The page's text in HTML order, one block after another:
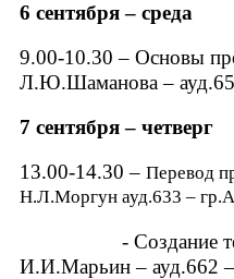
6 сентября– среда
9.00-10.30 – Основы
Л.Ю.Шаманова–
7 сентября– четверг
13.00-14.30 – Перевод
Н.Л.Моргун ауд.633 – гр.А
- Создание
И.И.Марьин– ауд.662 –